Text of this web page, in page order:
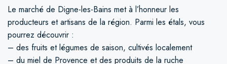
Le marché de Digne-les-Bains met à l’honneur les
producteurs et artisans de la région. Parmi les étals, vous
pourrez découvrir :
– des fruits et légumes de saison, cultivés localement
– du miel de Provence et des produits de la ruche